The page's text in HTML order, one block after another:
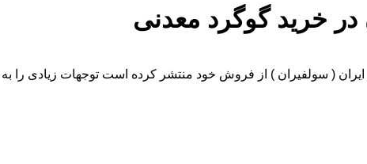
خرید گوگرد معدنی
ایران ( سولفیران ) از فروش خود منتشر کرده است توجهات زیادی را